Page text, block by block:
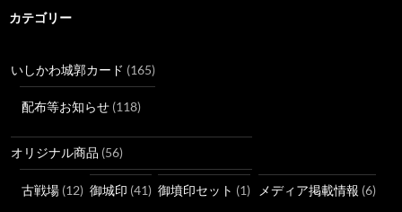
カテゴリー
いしかわ城郭カード (165)
配布等お知らせ (118)
オリジナル商品 (56)
古戦場 (12) 御城印 (41) 御墳印セット (1) メディア掲載情報 (6)